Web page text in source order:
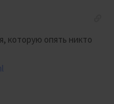
которую опять никто